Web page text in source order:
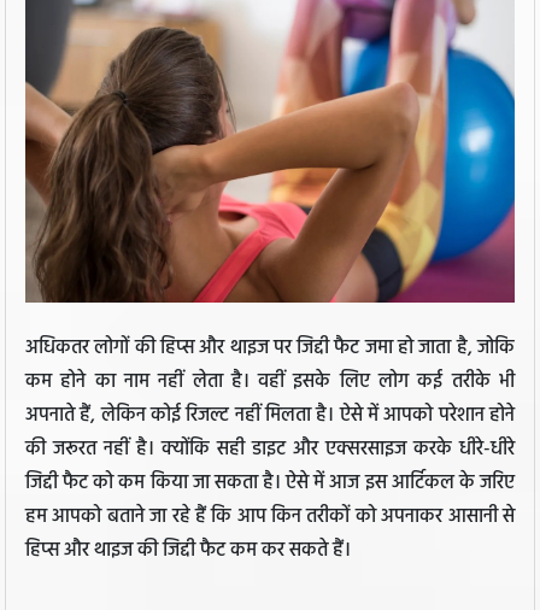
अधिकतर लोगों की हिप्स और थाइज पर जिद्दी फैट जमा हो जाता है, जोकि
कम होने का नाम नहीं लेता है। वहीं इसके लिए लोग कई तरीके भी
अपनाते हैं, लेकिन कोई रिजल्ट नहीं मिलता है। ऐसे में आपको परेशान होने
की जरूरत नहीं है। क्योंकि सही डाइट और एक्सरसाइज करके धीरे-धीरे
जिद्दी फैट को कम किया जा सकता है। ऐसे में आज इस आर्टिकल के जरिए
हम आपको बताने जा रहे हैं कि आप किन तरीकों को अपनाकर आसानी से
हिप्स और थाइज की जिद्दी फैट कम कर सकते हैं।